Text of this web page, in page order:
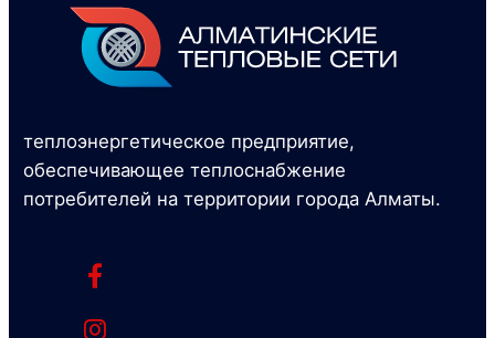
теплоэнергетическое предприятие,
обеспечивающее теплоснабжение
потребителей на территории города Алматы.